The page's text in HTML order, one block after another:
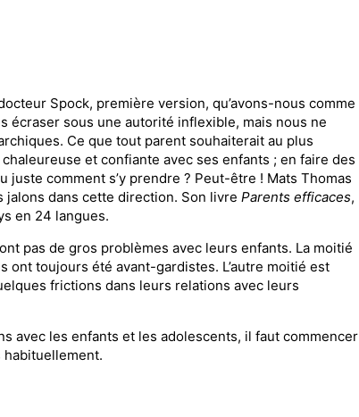
Spock, première ver­sion, qu’avons-nous comme
écraser sous une autorité in­flexible, mais nous ne
Ce que tout parent sou­haiterait au plus
et confiante avec ses en­fants ; en faire des
comment s’y prendre ? Peut-être ! Mats Thomas
jalons dans cette direction. Son livre Parents efficaces,
en 24 langues.
pas de gros pro­blèmes avec leurs enfants. La moitié
ont tou­jours été avant-gardistes. L’autre moitié est
frictions dans leurs relations avec leurs
avec les enfants et les adolescents, il faut com­mencer
habituellement.